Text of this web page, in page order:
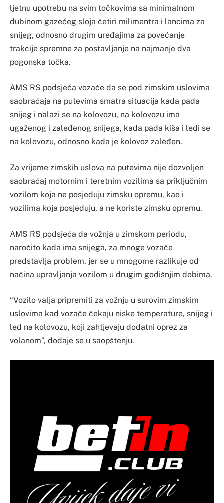
ljetnu upotrebu na svim točkovima sa minimalnom
dubinom gazećeg sloja četiri milimentra i lancima za
snijeg, odnosno drugim uređajima za povećanje
trakcije spremne za postavljanje na najmanje dva
pogonska točka.
AMS RS podsjeća vozače da se pod zimskim uslovima
saobraćaja na putevima smatra situacija kada pada
snijeg i nalazi se na kolovozu, na kolovozu ima
ugaženog i zaleđenog snijega, kada pada kiša i ledi se
na kolovozu, odnosno kada je kolovoz zaleđen.
Za vrijeme zimskih uslova na putevima nije dozvoljen
saobraćaj motornim i teretnim vozilima sa priključnim
vozilom koja ne posjeduju zimsku opremu, kao i
vozilima koja posjeduju, a ne koriste zimsku opremu.
AMS RS podsjeća da vožnja u zimskom periodu,
naročito kada ima snijega, za mnoge vozače
predstavlja problem, jer se u mnogome razlikuje od
načina upravljanja vozilom u drugim godišnjim dobima.
“Vozilo valja pripremiti za vožnju u surovim zimskim
uslovima kad vozače čekaju niske temperature, snijeg i
led na kolovozu, koji zahtjevaju dodatni oprez za
volanom”, dodaje se u saopštenju.